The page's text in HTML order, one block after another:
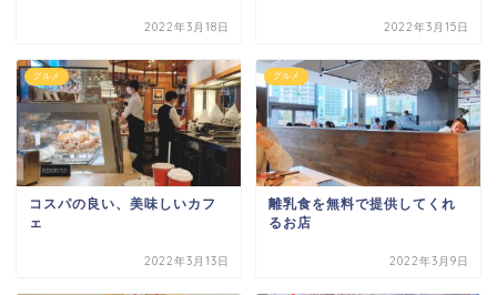
2022年3月18日 2022年3月15日
グルメ
コスパの良い、美味しいカフ
ェ
2022年3月13日
グルメ
離乳食を無料で提供してくれ
るお店
2022年3月9日